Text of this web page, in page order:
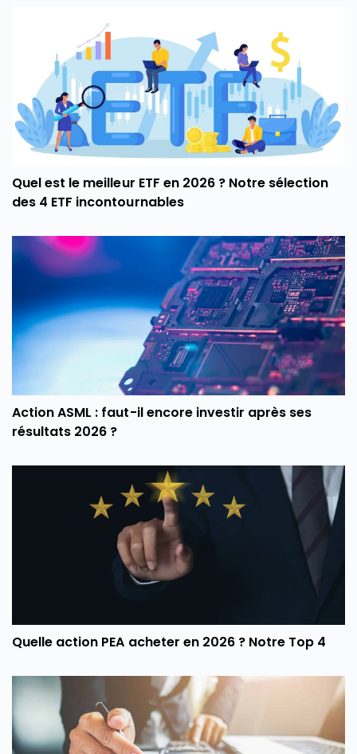
Quel est le meilleur ETF en 2026 ? Notre sélection
des 4 ETF incontournables
Action ASML : faut-il encore investir après ses
résultats 2026 ?
Quelle action PEA acheter en 2026 ? Notre Top 4